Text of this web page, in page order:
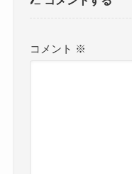
コメント ※